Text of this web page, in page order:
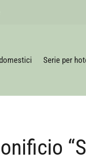
Serie per